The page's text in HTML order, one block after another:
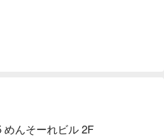
めんそーれビル 2F